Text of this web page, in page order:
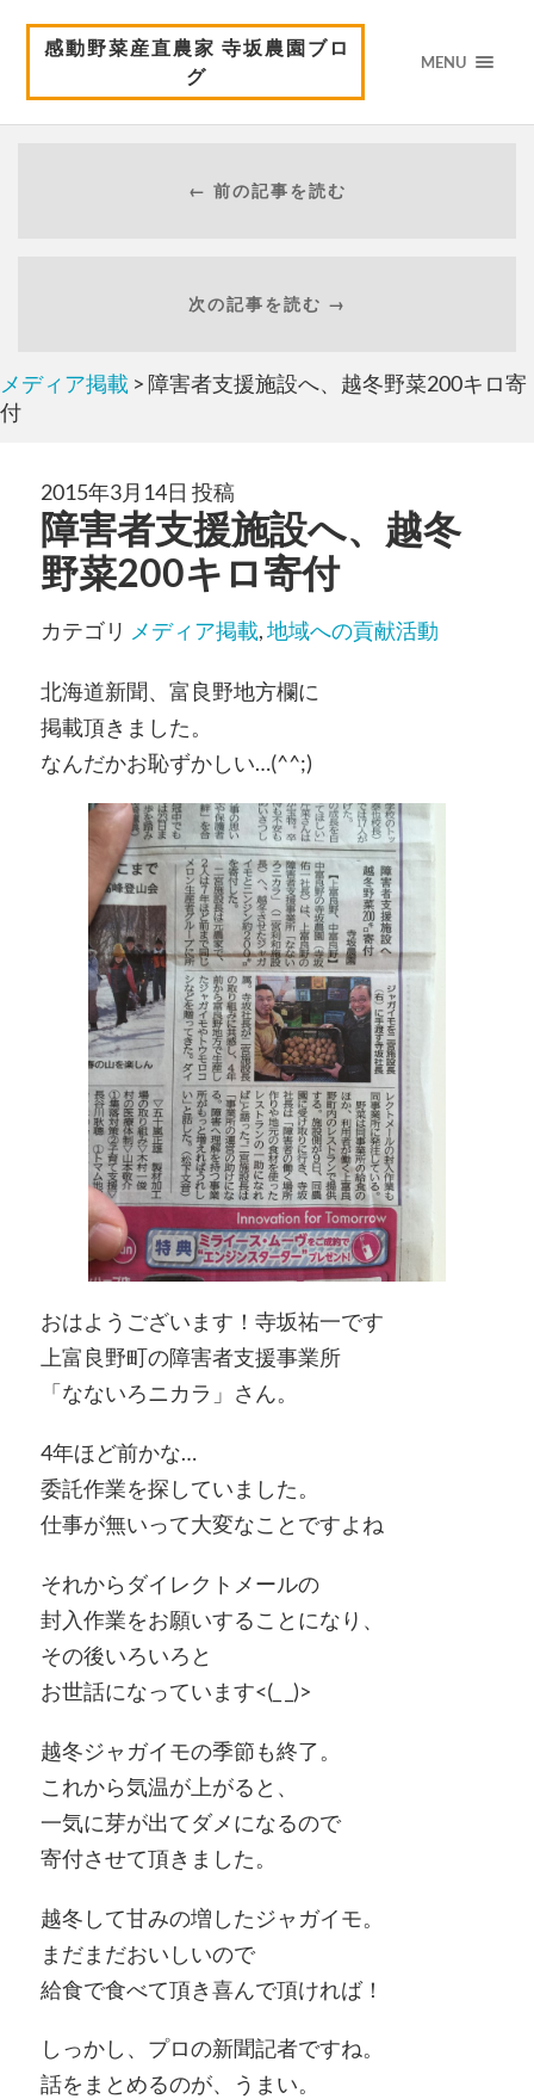
感動野菜産直農家 寺坂農園ブロ
グ
MENU
← 前の記事を読む
次の記事を読む →
メディア掲載 > 障害者支援施設へ、越冬野菜200キロ寄
付
2015年3月14日 投稿
障害者支援施設へ、越冬
野菜200キロ寄付
カテゴリ メディア掲載,地域への貢献活動
北海道新聞、富良野地方欄に
掲載頂きました。
なんだかお恥ずかしい…(^^;)
おはようございます！寺坂祐一です
上富良野町の障害者支援事業所
「なないろニカラ」さん。
4年ほど前かな…
委託作業を探していました。
仕事が無いって大変なことですよね
それからダイレクトメールの
封入作業をお願いすることになり、
その後いろいろと
お世話になっています<(_ _)>
越冬ジャガイモの季節も終了。
これから気温が上がると、
一気に芽が出てダメになるので
寄付させて頂きました。
越冬して甘みの増したジャガイモ。
まだまだおいしいので
給食で食べて頂き喜んで頂ければ！
しっかし、プロの新聞記者ですね。
話をまとめるのが、うまい。